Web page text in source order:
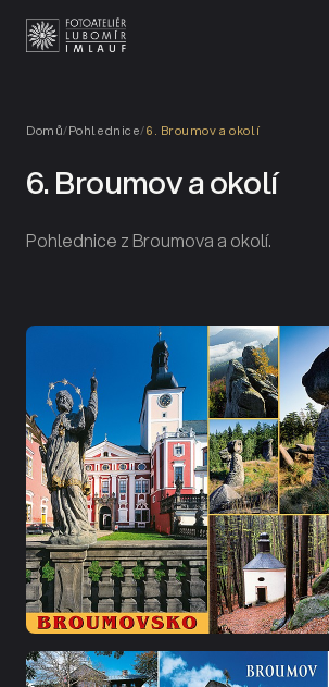
Domů/Pohlednice/6. Broumov a okolí
6. Broumov a okolí
Pohlednice z Broumova a okolí.